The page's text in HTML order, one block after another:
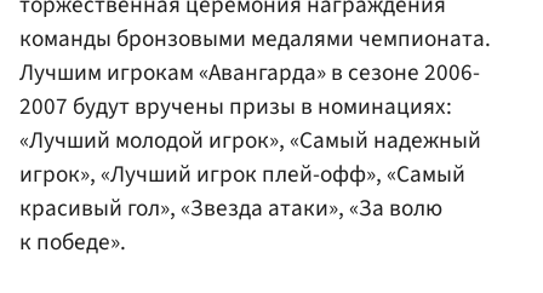
команды бронзовыми медалями чемпионата.
Лучшим игрокам «Авангарда» в сезоне 2006-
2007 будут вручены призы в номинациях:
«Лучший молодой игрок», «Самый надежный
игрок», «Лучший игрок плей-офф», «Самый
красивый гол», «Звезда атаки», «За волю
к победе».